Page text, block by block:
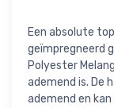
Een absolute
geïmpregneerd
Polyester
ademend is. De
ademend en